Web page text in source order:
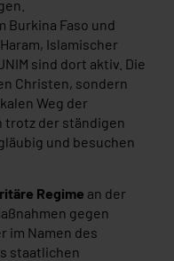
Burkina Faso und
Islamischer
sind dort aktiv. Die
Christen, sondern
Weg der
trotz der ständigen
und besuchen
Regime an der
gegen
im Namen des
staatlichen